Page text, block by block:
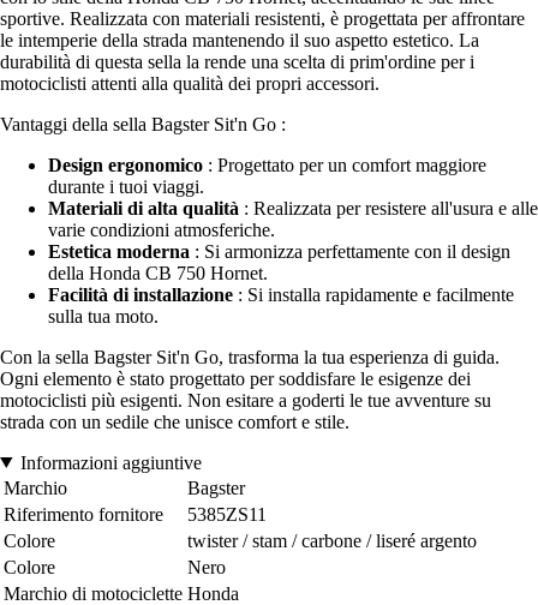
sportive. Realizzata con materiali resistenti, è progettata per affrontare
le intemperie della strada mantenendo il suo aspetto estetico. La
durabilità di questa sella la rende una scelta di prim'ordine per i
motociclisti attenti alla qualità dei propri accessori.
Vantaggi della sella Bagster Sit'n Go :
Design ergonomico : Progettato per un comfort maggiore
durante i tuoi viaggi.
Materiali di alta qualità : Realizzata per resistere all'usura e alle
varie condizioni atmosferiche.
Estetica moderna : Si armonizza perfettamente con il design
della Honda CB 750 Hornet.
Facilità di installazione : Si installa rapidamente e facilmente
sulla tua moto.
Con la sella Bagster Sit'n Go, trasforma la tua esperienza di guida.
Ogni elemento è stato progettato per soddisfare le esigenze dei
motociclisti più esigenti. Non esitare a goderti le tue avventure su
strada con un sedile che unisce comfort e stile.
Informazioni aggiuntive
Marchio
Bagster
Riferimento fornitore
5385ZS11
Colore
twister / stam / carbone / liseré argento
Colore
Nero
Marchio di motociclette Honda